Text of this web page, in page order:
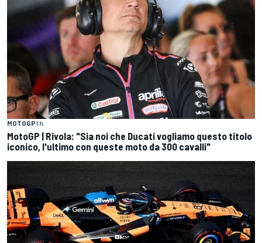
MOTOGP1 h
MotoGP | Rivola: "Sia noi che Ducati vogliamo questo titolo
iconico, l'ultimo con queste moto da 300 cavalli"